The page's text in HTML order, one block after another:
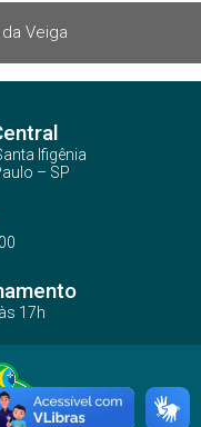
Veiga
Ifigênia
– SP
17h